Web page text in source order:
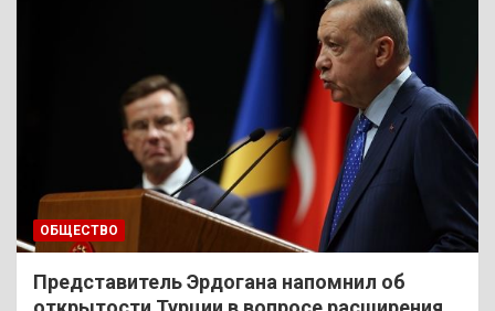
ОБЩЕСТВО
Представитель Эрдогана напомнил об